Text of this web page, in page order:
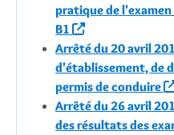
pratique de
B1
Arrêté du 20 avril
d'établissement, de
permis de conduire
Arrêté du 26 avril
des résultats des